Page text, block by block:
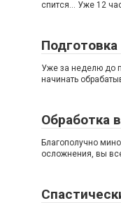
спится… Уже 12
Подготовка
Уже за неделю до
начинать
Обработка
Благополучно
осложнения, вы